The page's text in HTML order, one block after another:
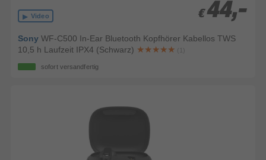
Video € 44,-
€ 44,-
Sony WF-C500 In-Ear Bluetooth Kopfhörer Kabellos TWS
10,5 h Laufzeit IPX4 (Schwarz)
(1)
sofort versandfertig